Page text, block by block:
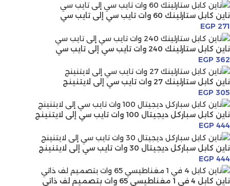
ناين كابل ستارلينك 60 وات تايب سي إلى تايب سي
EGP 271
ناين كابل ستارلينك 240 وات تايب سي إلى تايب سي
EGP 362
ناين كابل ستارلينك 27 وات تايب سي إلى لايتنينج
EGP 305
ناين كابل سباركل ديجيتال 100 وات تايب سي إلى لايتنينج
EGP 444
ناين كابل سباركل ديجيتال 30 وات تايب سي إلى لايتنينج
EGP 444
ناين كابل 4 في 1 مغناطيسي 65 وات بتصميم لف ذاتي